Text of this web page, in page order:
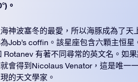
。
神波塞冬的最愛，所以海豚成為了天
Job’s coffin。該星座包含六顆主恒星
Rotanev 有著不同尋常的英文名。如
會得到Nicolaus Venator，這是唯一
的天文學家。